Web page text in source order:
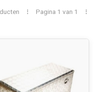
Pagina 1 van 1